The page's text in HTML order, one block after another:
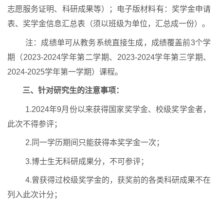
志愿服务证明、 科研成果等） ；
电子版材料有：奖学金申请
表、奖学金信息汇总表（须以班级为单位，汇总成一份）。
注：成绩单可从教务系统直接生成，成绩覆盖前3个学
期（2023-2024学年第二学期、 2023-2024学年第三学期、
2024-2025学年第一学期）课程。
三、针对研究生的注意事项：
1.2024年9月份以来获得国家奖学金、校级奖学金者，
此次不得参评；
2. 同一学历期间只能获得本奖学金一次；
3.博士生无科研成果分，不可参评；
4.曾获得过校级奖学金的，获奖前的各类科研成果不在
列入此次计分；